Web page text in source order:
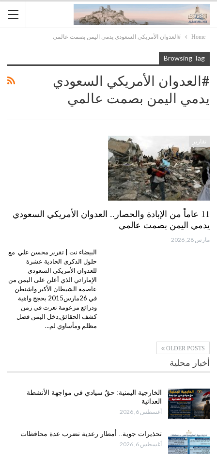
Home #العدوان الأمريكي السعودي يدمي اليمن بصمت عالمي
Browsing Tag
#العدوان الأمريكي السعودي
يدمي اليمن بصمت عالمي
تقارير
11 عاماً من الإبادة والحصار.. العدوان الأمريكي السعودي
يدمي اليمن بصمت عالمي
مارس 28, 2026
البيضاء نت | تقرير محسن علي مع
حلول الذكرى الحادية عشرة
للعدوان الأمريكي السعودي
الإماراتي الذي أعلن على اليمن من
عاصمة الشيطان الأكبر واشنطن
في 26مارس2015 بحجج واهية
وذرائع مزعومة تعرت في زمن
كشف الحقائق,دخل اليمن فصل
مظلم ومأساوي لم…
OLDER POSTS
أخبار محلية
الخارجية اليمنية: حقٌ سيادي في مواجهة الأنشطة
العدائية
أغسطس 6, 2026
تحذيرات جوية.. أمطار رعدية تضرب عدة محافظات
أغسطس 6, 2026